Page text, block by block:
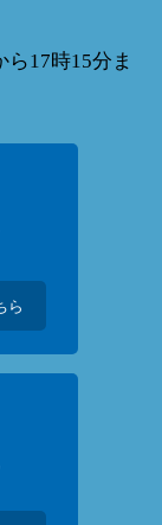
17時15分ま
ら